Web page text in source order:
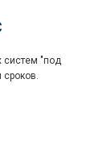
систем "под